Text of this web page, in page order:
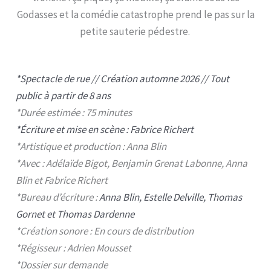
Godasses et la comédie catastrophe prend le pas sur la
petite sauterie pédestre.
*Spectacle de rue // Création automne 2026 // Tout
public à partir de 8 ans
*Durée estimée : 75 minutes
*Écriture et mise en scène : Fabrice Richert
*Artistique et production : Anna Blin
*Avec : Adélaïde Bigot, Benjamin Grenat Labonne, Anna
Blin et Fabrice Richert
*Bureau d’écriture :Anna Blin, Estelle Delville, Thomas
Gornet et Thomas Dardenne
*Création sonore : En cours de distribution
*Régisseur : Adrien Mousset
*Dossier sur demande